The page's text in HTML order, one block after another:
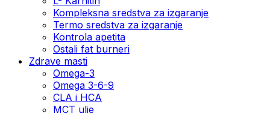
Kompleksna sredstva za izgaranje
Termo sredstva za izgaranje
Kontrola apetita
Ostali fat burneri
Zdrave masti
Omega-3
Omega 3-6-9
CLA i HCA
MCT ulje